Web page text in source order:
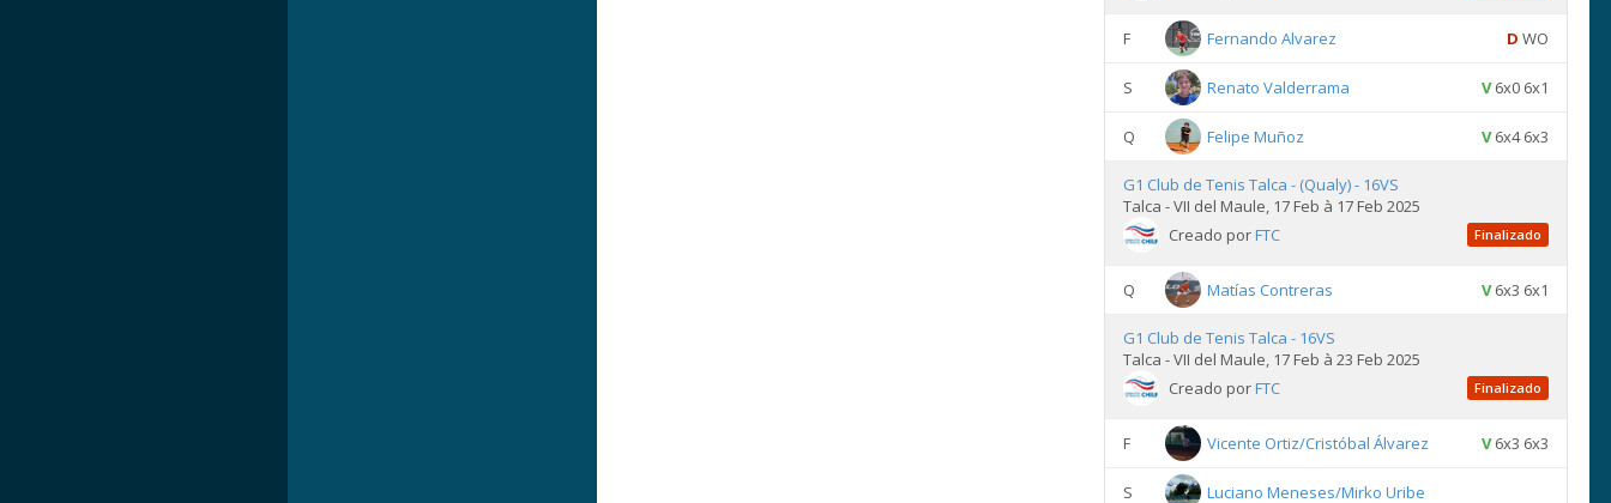
F Fernando Alvarez D WO
S Renato Valderrama V6x0 6x1
Q Felipe Muñoz V6x4 6x3
G1 Club de Tenis Talca - (Qualy) - 16VS
Talca - VII del Maule, 17 Feb à 17 Feb 2025
Creado porFTC Finalizado
Q Matías Contreras V6x3 6x1
G1 Club de Tenis Talca - 16VS
Talca - VII del Maule, 17 Feb à 23 Feb 2025
Creado porFTC Finalizado
F Vicente Ortiz/Cristóbal Álvarez V6x3 6x3
S
Luciano Meneses/Mirko Uribe